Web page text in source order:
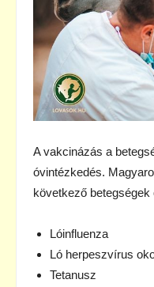
A vakcinázás a
óvintézkedés.
következő
Lóinfluenza
Ló herpeszvírus
Tetanusz